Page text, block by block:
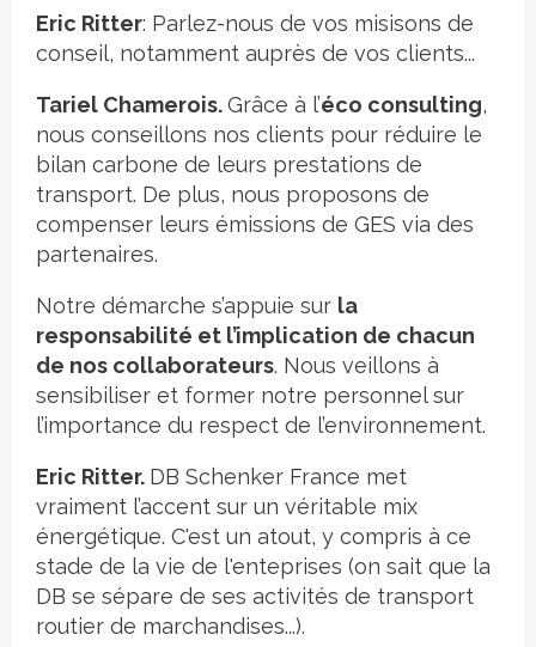
Eric Ritter: Parlez-nous de vos misisons de
conseil, notamment auprès de vos clients...
Tariel Chamerois.Grâce à l’éco consulting,
nous conseillons nos clients pour réduire le
bilan carbone de leurs prestations de
transport. De plus, nous proposons de
compenser leurs émissions de GES via des
partenaires.
Notre démarche s’appuie sur la
responsabilité et l’implication de chacun
de nos collaborateurs. Nous veillons à
sensibiliser et former notre personnel sur
l’importance du respect de l’environnement.
Eric Ritter. DB Schenker France met
vraiment l’accent sur un véritable mix
énergétique. C'est un atout, y compris à ce
stade de la vie de l'enteprises (on sait que la
DB se sépare de ses activités de transport
routier de marchandises...).